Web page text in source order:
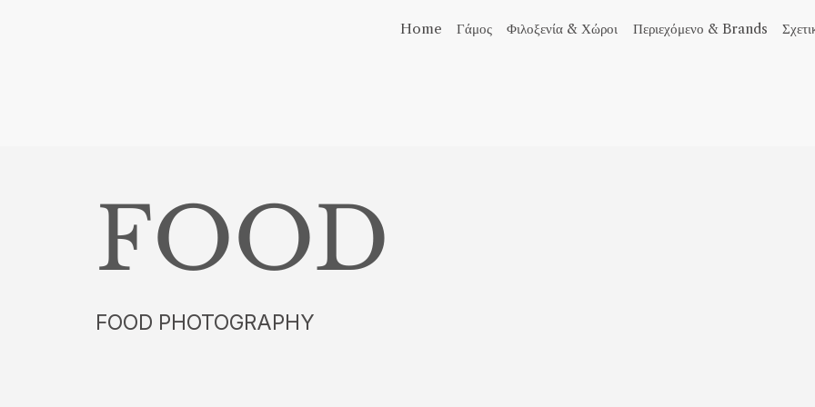
Home Γάμος Φιλοξενία & Χώροι Περιεχόμενο & Brands
FOOD
FOOD PHOTOGRAPHY